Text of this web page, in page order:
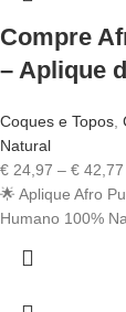
Compre
– Aplique
Coques e Topos
Natural
€ 24,97 – € 42,77
🌟 Aplique Afro
Humano 100%